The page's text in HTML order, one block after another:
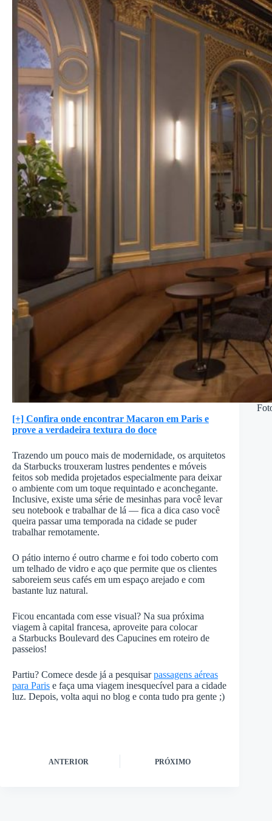
[+] Confira onde encontrar Macaron em Paris e
prove a verdadeira textura do doce
Trazendo um pouco mais de modernidade, os arquitetos
da Starbucks trouxeram lustres pendentes e móveis
feitos sob medida projetados especialmente para deixar
o ambiente com um toque requintado e aconchegante.
Inclusive, existe uma série de mesinhas para você levar
seu notebook e trabalhar de lá — fica a dica caso você
queira passar uma temporada na cidade se puder
trabalhar remotamente.
O pátio interno é outro charme e foi todo coberto com
um telhado de vidro e aço que permite que os clientes
saboreiem seus cafés em um espaço arejado e com
bastante luz natural.
Ficou encantada com esse visual? Na sua próxima
viagem à capital francesa, aproveite para colocar
a Starbucks Boulevard des Capucines em roteiro de
passeios!
Partiu? Comece desde já a pesquisarpassagens aéreas
para Paris e faça uma viagem inesquecível para a cidade
luz. Depois, volta aqui no blog e conta tudo pra gente ;)
ANTERIOR PRÓXIMO